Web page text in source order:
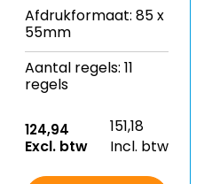
Afdrukformaat: 85 x
55mm
Aantal regels: 11
regels
124,94
Excl. btw
151,18
Incl. btw